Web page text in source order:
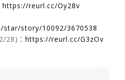
https://reurl.cc/Oy28v
story/10092/3670538
28)： https://reurl.cc/G3zOv